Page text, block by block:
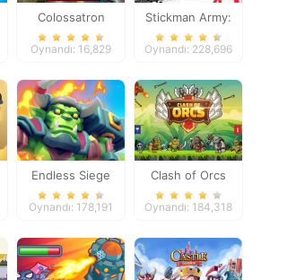
Colossatron
Oynandı: 16,829
Stickman Army:
The Defenders
Oynandı: 228,696
Endless Siege
Oynandı: 178,191
Clash of Orcs
Oynandı: 184,318